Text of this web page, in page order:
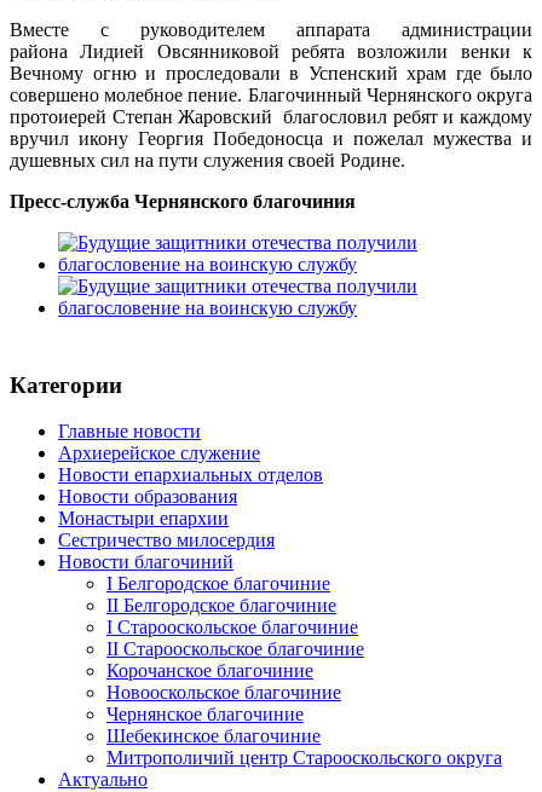
Вместе с руководителем аппарата администрации
района Лидией Овсянниковой ребята возложили венки к
Вечному огню и проследовали в Успенский храм где было
совершено молебное пение. Благочинный Чернянского округа
протоиерей Степан Жаровский благословил ребят и каждому
вручил икону Георгия Победоносца и пожелал мужества и
душевных сил на пути служения своей Родине.
Пресс-служба Чернянского благочиния
Категории
Главные новости
Архиерейское служение
Новости епархиальных отделов
Новости образования
Монастыри епархии
Сестричество милосердия
Новости благочиний
I Белгородское благочиние
II Белгородское благочиние
I Старооскольское благочиние
II Старооскольское благочиние
Корочанское благочиние
Новооскольское благочиние
Чернянское благочиние
Шебекинское благочиние
Митрополичий центр Старооскольского округа
Актуально